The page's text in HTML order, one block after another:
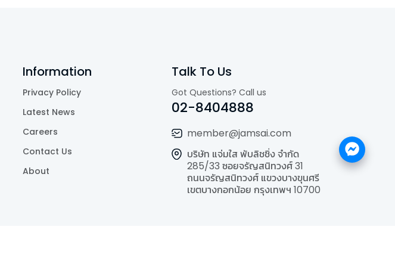
Information
Privacy Policy
Latest News
Careers
Contact Us
About
Talk To Us
Got Questions? Call us
02-8404888
member@jamsai.com
บริษัท แจ่มใส พับลิชชิ่ง จำกัด
285/33 ซอยจรัญสนิทวงศ์ 31
ถนนจรัญสนิทวงศ์ แขวงบางขุนศรี
เขตบางกอกน้อย กรุงเทพฯ 10700